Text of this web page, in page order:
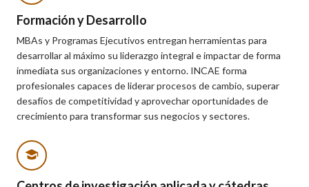
Formación y Desarrollo
MBAs y Programas Ejecutivos entregan herramientas para
desarrollar al máximo su liderazgo integral e impactar de forma
inmediata sus organizaciones y entorno. INCAE forma
profesionales capaces de liderar procesos de cambio, superar
desafíos de competitividad y aprovechar oportunidades de
crecimiento para transformar sus negocios y sectores.